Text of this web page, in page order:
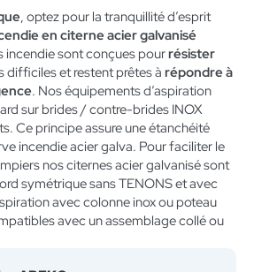
, optez pour la tranquillité d’esprit
en citerne acier galvanisé
incendie sont conçues pourrésister
difficiles et restent prêtes à répondre à
. Nos équipements d’aspiration
sur brides / contre-brides INOX
Ce principe assure une étanchéité
incendie acier galva. Pour faciliter le
nos citernes acier galvanisé sont
symétrique sans TENONS et avec
avec colonne inox ou poteau
avec un assemblage collé ou